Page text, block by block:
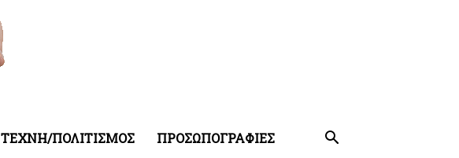
ΤΕΧΝΗ/ΠΟΛΙΤΙΣΜΟΣ ΠΡΟΣΩΠΟΓΡΑΦΙΕΣ